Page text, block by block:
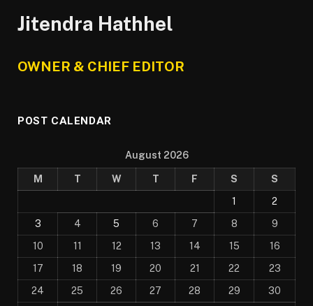
Jitendra Hathhel
OWNER & CHIEF EDITOR
POST CALENDAR
August 2026
M T W T F S
S
1
2
3
4 5 6 7 8
9
10
11 12 13 14 15
16
17
18 19 20 21 22
23
24
25 26 27 28 29
30